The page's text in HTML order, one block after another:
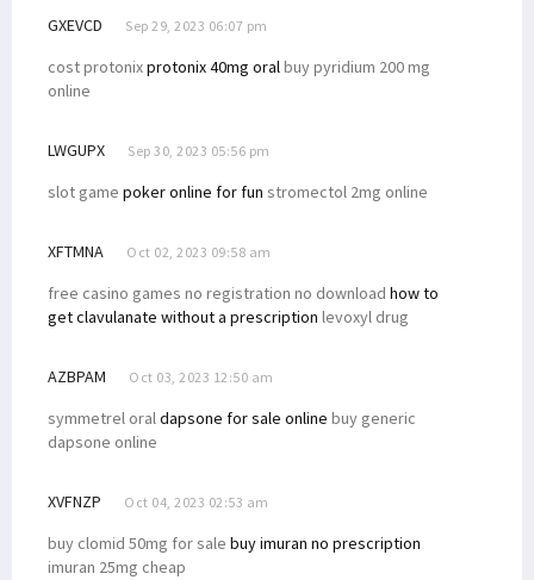
GXEVCD Sep 29, 2023 06:07 pm
cost protonixprotonix 40mg oralbuy pyridium 200 mg
online
LWGUPX Sep 30, 2023 05:56 pm
slot game poker online for fun stromectol 2mg online
XFTMNA Oct 02, 2023 09:58 am
free casino games no registration no download how to
get clavulanate without a prescription levoxyl drug
AZBPAM Oct 03, 2023 12:50 am
symmetrel oraldapsone for sale online buy generic
dapsone online
XVFNZP Oct 04, 2023 02:53 am
buy clomid 50mg for sale buy imuran no prescription
imuran 25mg cheap